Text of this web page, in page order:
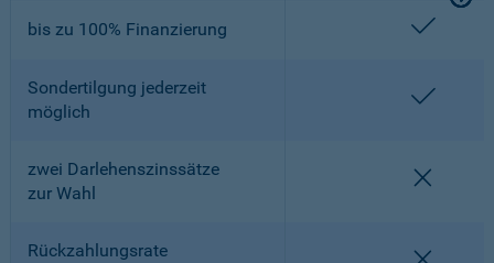
bis zu 100% Finanzierung
Sondertilgung jederzeit
möglich
zwei Darlehenszinssätze
zur Wahl
Rückzahlungsrate